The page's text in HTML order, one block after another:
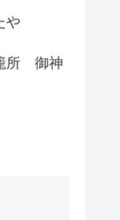
や
所 御神